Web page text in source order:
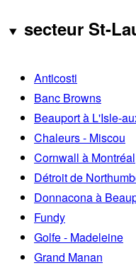
secteur St-
Anticosti
Banc Browns
Beauport à L'Isle-
Chaleurs - Miscou
Cornwall à Montréal
Détroit de
Donnacona à
Fundy
Golfe - Madeleine
Grand Manan